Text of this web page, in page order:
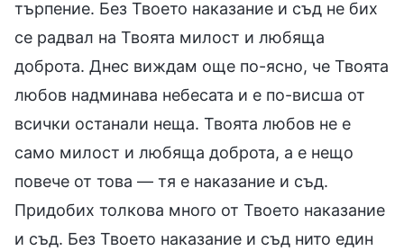
търпение. Без Твоето наказание и съд не бих
се радвал на Твоята милост и любяща
доброта. Днес виждам още по-ясно, че Твоята
любов надминава небесата и е по-висша от
всички останали неща. Твоята любов не е
само милост и любяща доброта, а е нещо
повече от това — тя е наказание и съд.
Придобих толкова много от Твоето наказание
и съд. Без Твоето наказание и съд нито един